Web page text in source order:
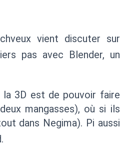
vient discuter sur
pas avec Blender, un
la 3D est de pouvoir faire
mangasses), où si ils
dans Negima). Pi aussi